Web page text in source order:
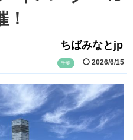
ちばみなとjp
千葉 2026/6/15